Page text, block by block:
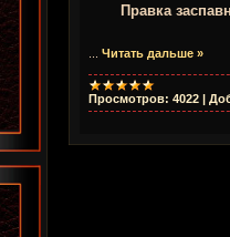
Правка
Читать дальше »
Просмотров: 4022 |